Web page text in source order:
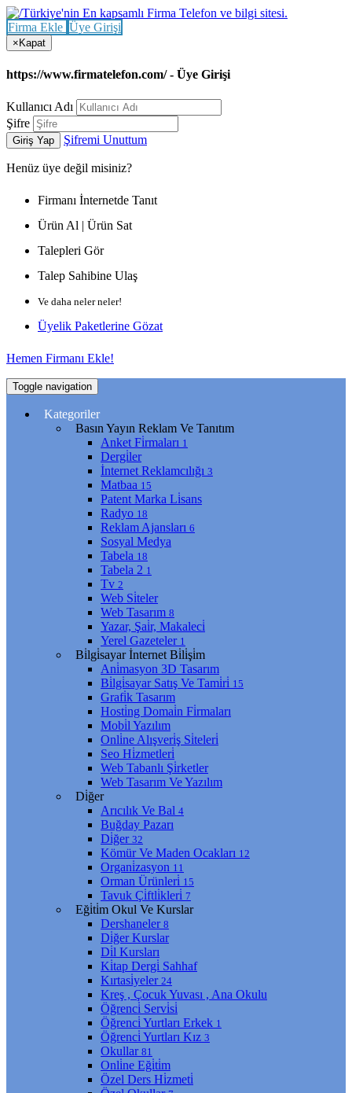
Firma Ekle Üye Girişi
× Kapat
https://www.firmatelefon.com/ - Üye Girişi
Kullanıcı Adı
Şifre
Giriş Yap Şifremi Unuttum
Henüz üye değil misiniz?
Firmanı İnternetde Tanıt
Ürün Al | Ürün Sat
Talepleri Gör
Talep Sahibine Ulaş
Ve daha neler neler!
Üyelik Paketlerine Gözat
Hemen Firmanı Ekle!
Toggle navigation
Kategoriler
Basın Yayın Reklam Ve Tanıtım
Anket Fi̇rmaları 1
Dergi̇ler
İnternet Reklamcılığı 3
Matbaa 15
Patent Marka Li̇sans
Radyo 18
Reklam Ajansları 6
Sosyal Medya
Tabela 18
Tabela 2 1
Tv 2
Web Si̇teler
Web Tasarım 8
Yazar, Şai̇r, Makaleci̇
Yerel Gazeteler 1
Bi̇lgi̇sayar İnternet Bi̇li̇şi̇m
Ani̇masyon 3D Tasarım
Bi̇lgi̇sayar Satış Ve Tami̇ri̇ 15
Grafi̇k Tasarım
Hosti̇ng Domai̇n Fi̇rmaları
Mobi̇l Yazılım
Onli̇ne Alışveri̇ş Si̇teleri̇
Seo Hi̇zmetleri̇
Web Tabanlı Şi̇rketler
Web Tasarım Ve Yazılım
Di̇ğer
Arıcılık Ve Bal 4
Buğday Pazarı
Di̇ğer 32
Kömür Ve Maden Ocakları 12
Organi̇zasyon 11
Orman Ürünleri̇ 15
Tavuk Çi̇ftli̇kleri̇ 7
Eği̇ti̇m Okul Ve Kurslar
Dershaneler 8
Di̇ğer Kurslar
Di̇l Kursları
Ki̇tap Dergi̇ Sahhaf
Kırtasi̇yeler 24
Kreş , Çocuk Yuvası , Ana Okulu
Öğrenci̇ Servi̇si̇
Öğrenci̇ Yurtları Erkek 1
Öğrenci̇ Yurtları Kız 3
Okullar 81
Onli̇ne Eği̇ti̇m
Özel Ders Hi̇zmeti̇